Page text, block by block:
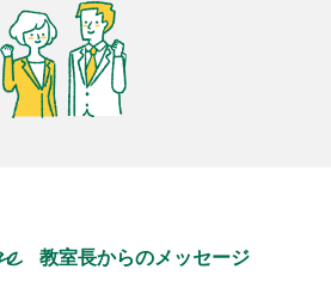
教室長からのメッセージ